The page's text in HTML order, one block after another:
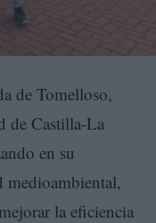
de Tomelloso,
de Castilla-La
en su
la eficiencia